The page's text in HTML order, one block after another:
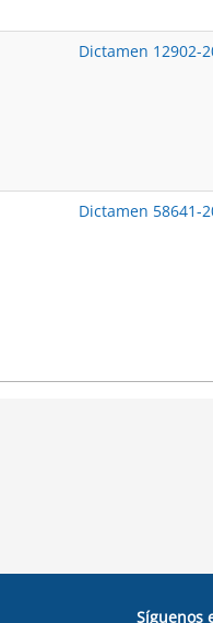
Dictamen 12902-
Dictamen 58641-
Síguenos